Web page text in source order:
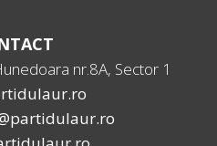
nr.8A, Sector 1